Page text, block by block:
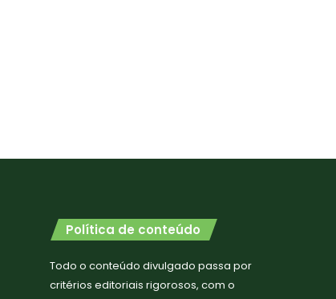
Política de conteúdo
Todo o conteúdo divulgado passa por
critérios editoriais rigorosos, com o